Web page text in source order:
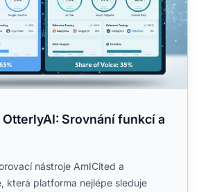
OtterlyAI: Srovnání funkcí a
nástroje AmICited a
která platforma nejlépe sleduje